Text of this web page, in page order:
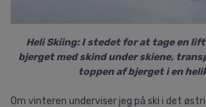
Heli Skiing: I stedet for at tage en lift
bjerget med skind under skiene,
toppen af bjerget i en
Om vinteren underviser jeg på ski i det